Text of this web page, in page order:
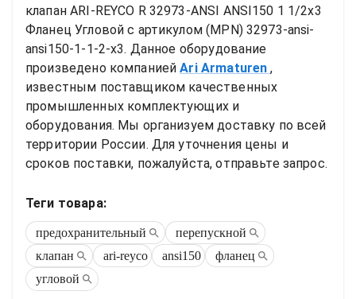
клапан ARI-REYCO R 32973-ANSI ANSI150 1 1/2x3
Фланец Угловой с артикулом (MPN) 32973-ansi-
ansi150-1-1-2-x3. Данное оборудование
произведено компанией Ari Armaturen ,
известным поставщиком качественных
промышленных комплектующих и
оборудования. Мы организуем доставку по всей
территории России. Для уточнения цены и
сроков поставки, пожалуйста, отправьте запрос.
Теги товара:
предохранительный
перепускной
клапан
ari-reyco ansi150
фланец
угловой